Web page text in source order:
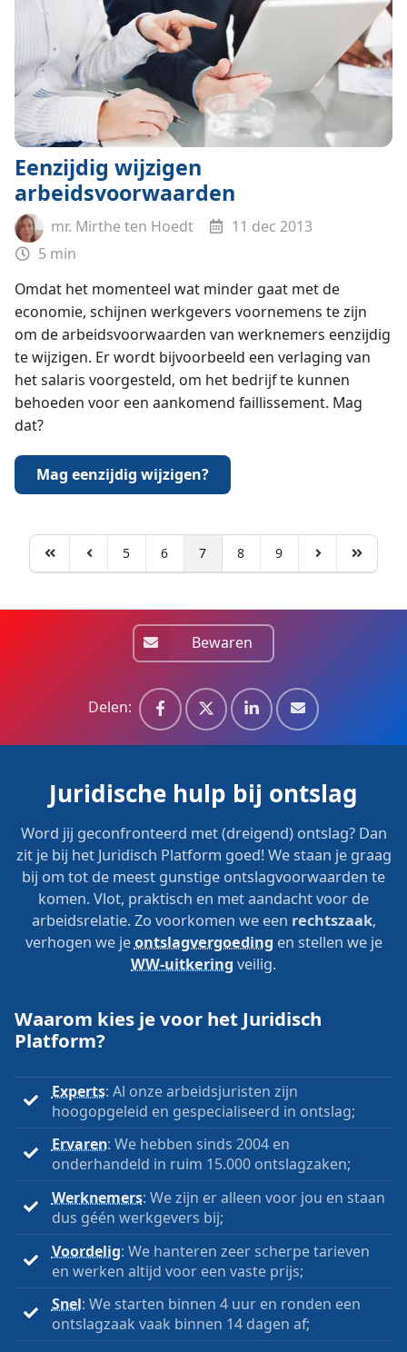
Eenzijdig wijzigen
arbeidsvoorwaarden
mr. Mirthe ten Hoedt
11 dec 2013
5 min
Omdat het momenteel wat minder gaat met de
economie, schijnen werkgevers voornemens te zijn
om de arbeidsvoorwaarden van werknemers eenzijdig
te wijzigen. Er wordt bijvoorbeeld een verlaging van
het salaris voorgesteld, om het bedrijf te kunnen
behoeden voor een aankomend faillissement. Mag
dat?
Mag eenzijdig wijzigen?
5 6 7 8 9
Bewaren
Delen:
Juridische hulp bij ontslag
Word jij geconfronteerd met (dreigend) ontslag? Dan
zit je bij het Juridisch Platform goed! We staan je graag
bij om tot de meest gunstige ontslagvoorwaarden te
komen. Vlot, praktisch en met aandacht voor de
arbeidsrelatie. Zo voorkomen we een rechtszaak,
verhogen we jeontslagvergoeding en stellen we je
WW-uitkering veilig.
Waarom kies je voor het Juridisch
Platform?
Experts: Al onze arbeidsjuristen zijn
hoogopgeleid en gespecialiseerd in ontslag;
Ervaren: We hebben sinds 2004 en
onderhandeld in ruim 15.000 ontslagzaken;
Werknemers: We zijn er alleen voor jou en staan
dus géén werkgevers bij;
Voordelig: We hanteren zeer scherpe tarieven
en werken altijd voor een vaste prijs;
Snel: We starten binnen 4 uur en ronden een
ontslagzaak vaak binnen 14 dagen af;